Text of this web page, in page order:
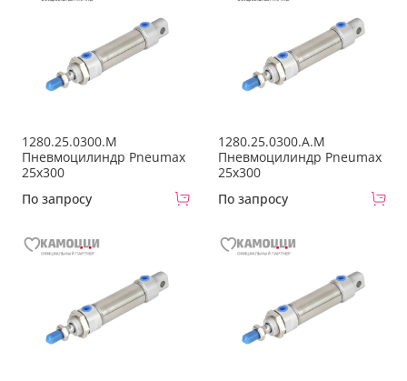
1280.25.0300.M
Пневмоцилиндр Pneumax
25x300
По запросу
1280.25.0300.A.M
Пневмоцилиндр Pneumax
25x300
По запросу